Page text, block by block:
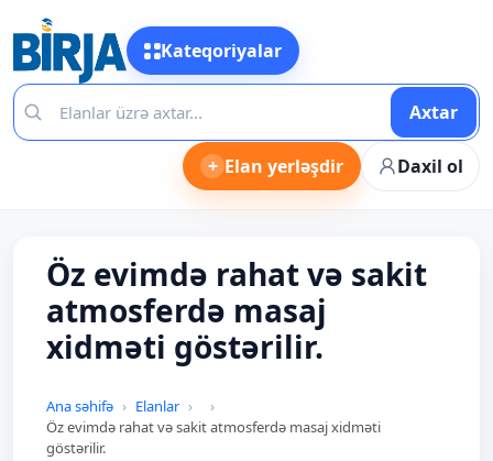
Kateqoriyalar
Axtar
+ Elan yerləşdir Daxil ol
Öz evimdə rahat və sakit
atmosferdə masaj
xidməti göstərilir.
Ana səhifə
Elanlar
Öz evimdə rahat və sakit atmosferdə masaj xidməti
göstərilir.